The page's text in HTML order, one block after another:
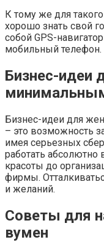
К тому же для
хорошо знать свой
собой GPS-
мобильный телефон.
Бизнес-идеи
Бизнес-идеи для
– это возможность
имея серьезных
работать абсолютно
красоты до
фирмы.
и желаний.
Советы для
вумен